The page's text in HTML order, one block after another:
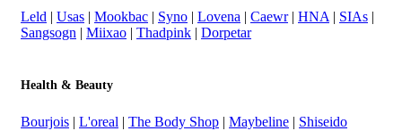
Leld | Usas | Mookbac | Syno | Lovena | Caewr| HNA | SIAs |
Sangsogn | Miixao | Thadpink | Dorpetar
Health & Beauty
Bourjois | L'oreal | The Body Shop | Maybeline | Shiseido